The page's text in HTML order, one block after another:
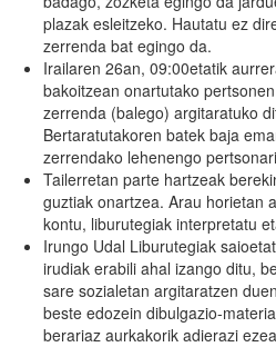
plazak esleitzeko. Hautatu ez
zerrenda bat egingo da.
Irailaren 26an, 09:00etatik
bakoitzean onartutako
zerrenda (balego) argitaratuko
Bertaratutakoren batek baja
zerrendako lehenengo
Tailerretan parte hartzeak
guztiak onartzea. Arau horietan
kontu, liburutegiak interpretatu
Irungo Udal Liburutegiak
irudiak erabili ahal izango ditu,
sare sozialetan argitaratzen
beste edozein dibulgazio-
berariaz aurkakorik adierazi